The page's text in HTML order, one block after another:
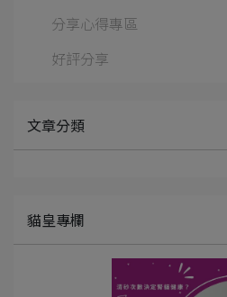
分享心得專區
好評分享
文章分類
貓皇專欄